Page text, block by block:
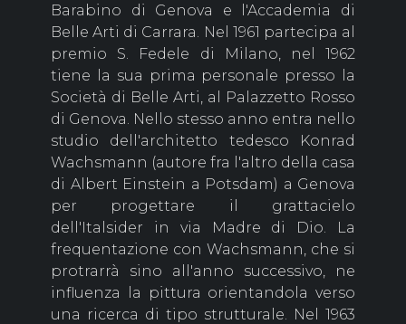
Barabino di Genova e l'Accademia di
Belle Arti di Carrara. Nel 1961 partecipa al
premio S. Fedele di Milano, nel 1962
tiene la sua prima personale presso la
Società di Belle Arti, al Palazzetto Rosso
di Genova. Nello stesso anno entra nello
studio dell'architetto tedesco Konrad
Wachsmann (autore fra l'altro della casa
di Albert Einstein a Potsdam) a Genova
per progettare il grattacielo
dell'Italsider in via Madre di Dio. La
frequentazione con Wachsmann, che si
protrarrà sino all'anno successivo, ne
influenza la pittura orientandola verso
una ricerca di tipo strutturale. Nel 1963